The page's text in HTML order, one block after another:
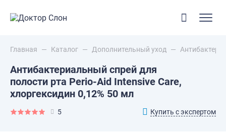
Главная — Каталог — Дополнительный уход —
Антибактериальный спрей для
полости рта Perio-Aid Intensive Care,
хлоргексидин 0,12% 50 мл
5 Купить с экспертом